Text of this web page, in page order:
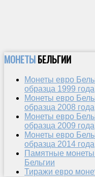
МОНЕТЫБЕЛЬГИИ
Монеты евро
образца 1999 года
Монеты евро
образца 2008 года
Монеты евро
образца 2009 года
Монеты евро
образца 2014 года
Памятные
Бельгии
Тиражи евро